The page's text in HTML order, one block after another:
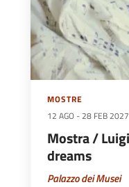
MOSTRE
12 AGO -28 FEB 2027
Mostra /
dreams
Palazzo dei Musei